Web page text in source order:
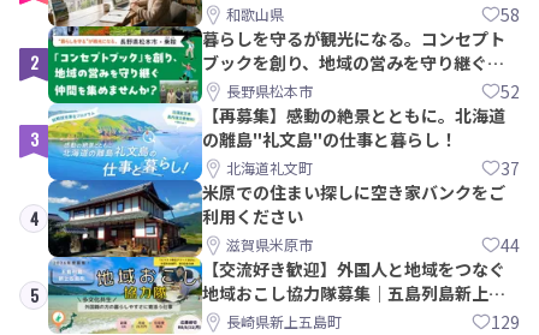
和歌山県 58
2
暮らしを守るが観光になる。コンセプト
ブックを創り、地域の営みを守り継ぐ仲
間を集めませんか？
長野県松本市 52
3
【再募集】感動の絶景とともに。北海道
の離島"礼文島"の仕事と暮らし！
北海道礼文町 37
4
米原での住まい探しに空き家バンクをご
利用ください
滋賀県米原市 44
5
【交流好き歓迎】外国人と地域をつなぐ
地域おこし協力隊募集｜五島列島新上五
島町長崎県新上五島町 129